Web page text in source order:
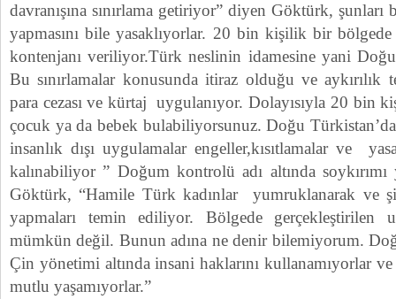
davranışına sınırlama getiriyor” diyen Göktürk,
yapmasını bile yasaklıyorlar. 20 bin kişilik bir
kontenjanı veriliyor.Türk neslinin idamesine yani
Bu sınırlamalar konusunda itiraz olduğu ve aykırılık
para cezası ve kürtaj uygulanıyor. Dolayısıyla 20 bin
çocuk ya da bebek bulabiliyorsunuz. Doğu
insanlık dışı uygulamalar engeller,kısıtlamalar ve
kalınabiliyor ” Doğum kontrolü adı altında soykırımı
Göktürk, “Hamile Türk kadınlar yumruklanarak ve
yapmaları temin ediliyor. Bölgede gerçekleştirilen
mümkün değil. Bunun adına ne denir bilemiyorum.
Çin yönetimi altında insani haklarını kullanamıyorlar
mutlu yaşamıyorlar.”